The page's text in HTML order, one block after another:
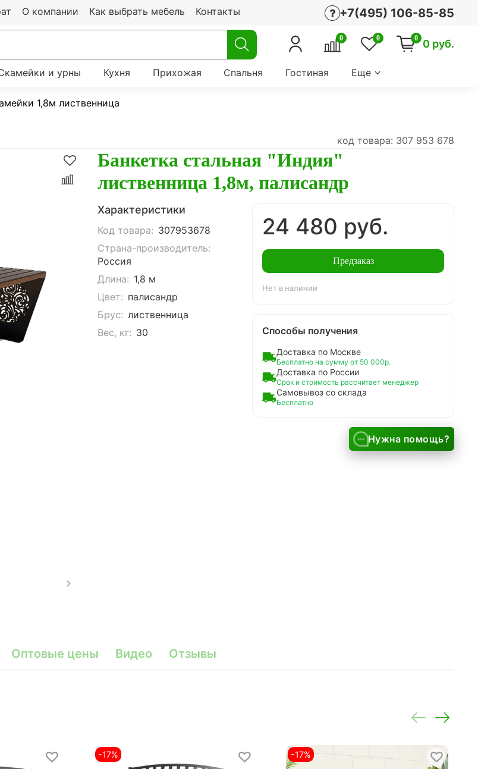
О компании Как выбрать мебель Контакты +7(495) 106-85-85
0 0 0 0 руб.
и урны Кухня Прихожая Спальня Гостиная Еще
1,8м лиственница
Банкетка стальная "Индия"
лиственница 1,8м, палисандр
код товара: 307 953 678
Характеристики
Код товара: 307953678
Страна-производитель:
Россия
Длина: 1,8 м
Цвет: палисандр
Брус: лиственница
Вес, кг: 30
24 480 руб.
Предзаказ
Нет в наличии
Способы получения
Доставка по Москве
Бесплатно на сумму от 50 000р.
Доставка по России
Срок и стоимость рассчитает менеджер
Самовывоз со склада
Бесплатно
Нужна помощь?
Оптовые цены Видео Отзывы
-17% -17%